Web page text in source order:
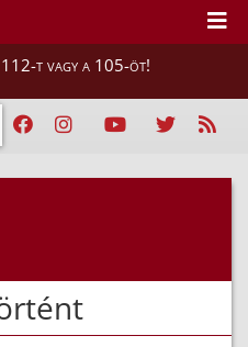
112-t vagy a 105-öt!